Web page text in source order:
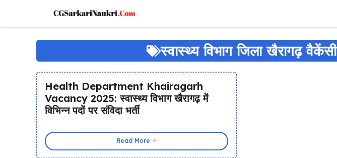
content
स्वास्थ्य विभाग जिला खैरागढ़ वैकेंसी
Health Department Khairagarh
Vacancy 2025: स्वास्थ्य विभाग खैरागढ़ में
विभिन्न पदों पर संविदा भर्ती
Read More